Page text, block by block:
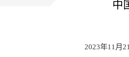
中
2023年11月